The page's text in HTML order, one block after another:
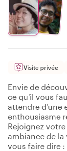
Visite privée
Envie de
ce qu'il vous
attendre d'une
enthousiasme
Rejoignez
ambiance de
vous faire dire :